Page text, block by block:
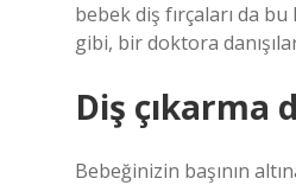
bebek diş fırçaları da
gibi, bir doktora
Diş çıkarma
Bebeğinizin başının